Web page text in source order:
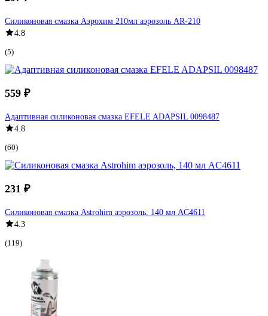
Силиконовая смазка Аэрохим 210мл аэрозоль AR-210
4.8
(5)
559 ₽
Адаптивная силиконовая смазка EFELE ADAPSIL 0098487
4.8
(60)
231 ₽
Силиконовая смазка Astrohim аэрозоль, 140 мл AC4611
4.3
(119)